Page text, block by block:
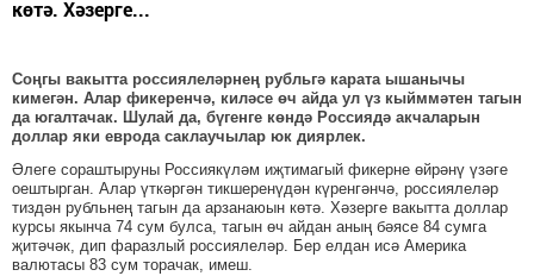
көтә. Хәзерге...
Соңгы вакытта россиялеләрнең рубльгә карата ышанычы
кимегән. Алар фикеренчә, киләсе өч айда ул үз кыйммәтен тагын
да югалтачак. Шулай да, бүгенге көндә Россиядә акчаларын
доллар яки еврода саклаучылар юк диярлек.
Әлеге сораштыруны Россиякүләм иҗтимагый фикерне өйрәнү үзәге
оештырган. Алар үткәргән тикшеренүдән күренгәнчә, россиялеләр
тиздән рубльнең тагын да арзанаюын көтә. Хәзерге вакытта доллар
курсы якынча 74 сум булса, тагын өч айдан аның бәясе 84 сумга
җитәчәк, дип фаразлый россиялеләр. Бер елдан исә Америка
валютасы 83 сум торачак, имеш.